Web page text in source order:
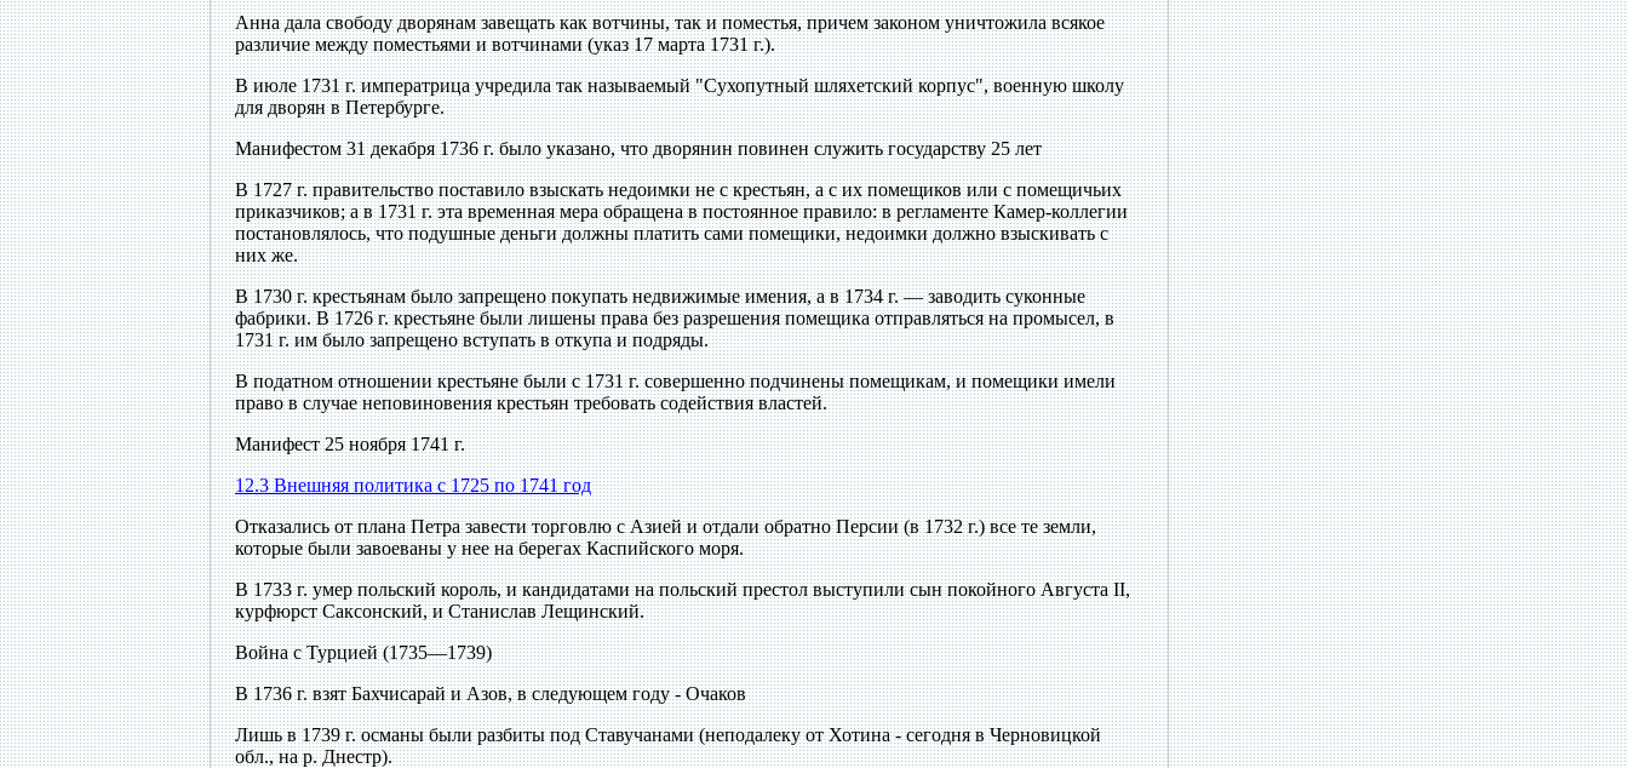
Анна дала свободу дворянам завещать как вотчины, так и поместья, причем законом уничтожила всякое
различие между поместьями и вотчинами (указ 17 марта 1731 г.).
В июле 1731 г. императрица учредила так называемый "Сухопутный шляхетский корпус", военную школу
для дворян в Петербурге.
Манифестом 31 декабря 1736 г. было указано, что дворянин повинен служить государству 25 лет
В 1727 г. правительство поставило взыскать недоимки не с крестьян, а с их помещиков или с помещичьих
приказчиков; а в 1731 г. эта временная мера обращена в постоянное правило: в регламенте Камер-коллегии
постановлялось, что подушные деньги должны платить сами помещики, недоимки должно взыскивать с
них же.
В 1730 г. крестьянам было запрещено покупать недвижимые имения, а в 1734 г. — заводить суконные
фабрики. В 1726 г. крестьяне были лишены права без разрешения помещика отправляться на промысел, в
1731 г. им было запрещено вступать в откупа и подряды.
В податном отношении крестьяне были с 1731 г. совершенно подчинены помещикам, и помещики имели
право в случае неповиновения крестьян требовать содействия властей.
Манифест 25 ноября 1741 г.
12.3 Внешняя политика с 1725 по 1741 год
Отказались от плана Петра завести торговлю с Азией и отдали обратно Персии (в 1732 г.) все те земли,
которые были завоеваны у нее на берегах Каспийского моря.
В 1733 г. умер польский король, и кандидатами на польский престол выступили сын покойного Августа II,
курфюрст Саксонский, и Станислав Лещинский.
Война с Турцией (1735—1739)
В 1736 г. взят Бахчисарай и Азов, в следующем году - Очаков
Лишь в 1739 г. османы были разбиты под Ставучанами (неподалеку от Хотина - сегодня в Черновицкой
обл., на р. Днестр).